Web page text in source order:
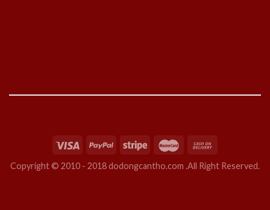
Copyright © 2010 - 2018 dodongcantho.com .All Right Reserved.